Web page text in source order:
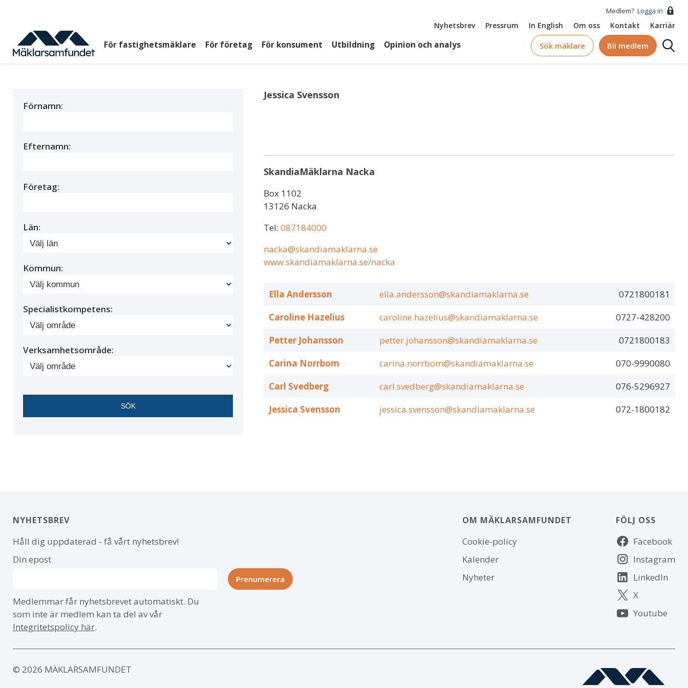
huvudinnehåll
Medlem? Logga in
Top
Nyhetsbrev Pressrum In English Om oss Kontakt Karriär
Huvudmeny
För fastighetsmäklare För företag För konsument Utbildning Opinion och analys Sök mäklare Bli medlem
Logga
Jessica Svensson
SkandiaMäklarna Nacka
Box 1102
13126 Nacka
Tel: 087184000
nacka@skandiamaklarna.se
www.skandiamaklarna.se/nacka
Ella Andersson ella.andersson@skandiamaklarna.se
0721800181
Caroline Hazelius
caroline.hazelius@skandiamaklarna.se
0727-428200
Petter Johansson
petter.johansson@skandiamaklarna.se
0721800183
Carina Norrbom
carina.norrbom@skandiamaklarna.se
070-9990080
Carl Svedberg
carl.svedberg@skandiamaklarna.se
076-5296927
Jessica Svensson
jessica.svensson@skandiamaklarna.se 072-1800182
Förnamn:
Efternamn:
Företag:
Län:
Kommun:
Specialistkompetens:
Verksamhetsområde:
NYHETSBREV
Håll dig uppdaterad - få vårt nyhetsbrev!
Din epost
Medlemmar får nyhetsbrevet automatiskt. Du
som inte är medlem kan ta del av vår
Integritetspolicy här.
OM MÄKLARSAMFUNDET
Om
Cookie-policy
Kalender
Nyheter
FÖLJ OSS
Följ
oss
Facebook
Instagram
LinkedIn
X
Youtube
© 2026 MÄKLARSAMFUNDET